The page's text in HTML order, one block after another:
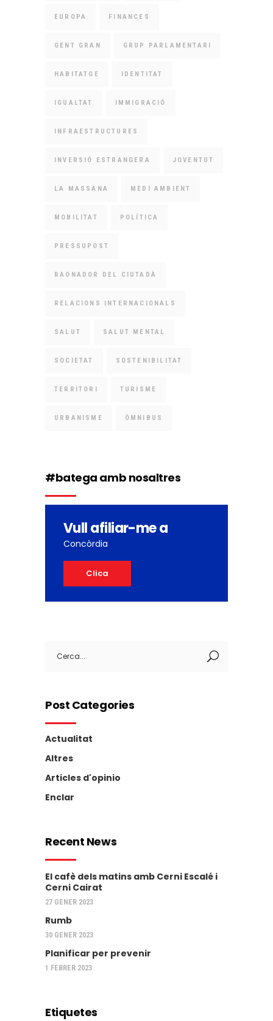
EUROPA FINANCES
GENT GRAN GRUP PARLAMENTARI
HABITATGE IDENTITAT
IGUALTAT IMMIGRACIÓ
INFRAESTRUCTURES
INVERSIÓ ESTRANGERA JOVENTUT
LA MASSANA MEDI AMBIENT
MOBILITAT POLÍTICA
PRESSUPOST
RAONADOR DEL CIUTADÀ
RELACIONS INTERNACIONALS
SALUT SALUT MENTAL
SOCIETAT SOSTENIBILITAT
TERRITORI TURISME
URBANISME ÒMNIBUS
#batega amb nosaltres
Vull afiliar-me a
Concòrdia
Clica
for:
Post Categories
Actualitat
Altres
Articles d'opinio
Enclar
Recent News
El cafè dels matins amb Cerni Escalé i
Cerni Cairat
27 GENER 2023
Rumb
30 GENER 2023
Planificar per prevenir
1 FEBRER 2023
Etiquetes